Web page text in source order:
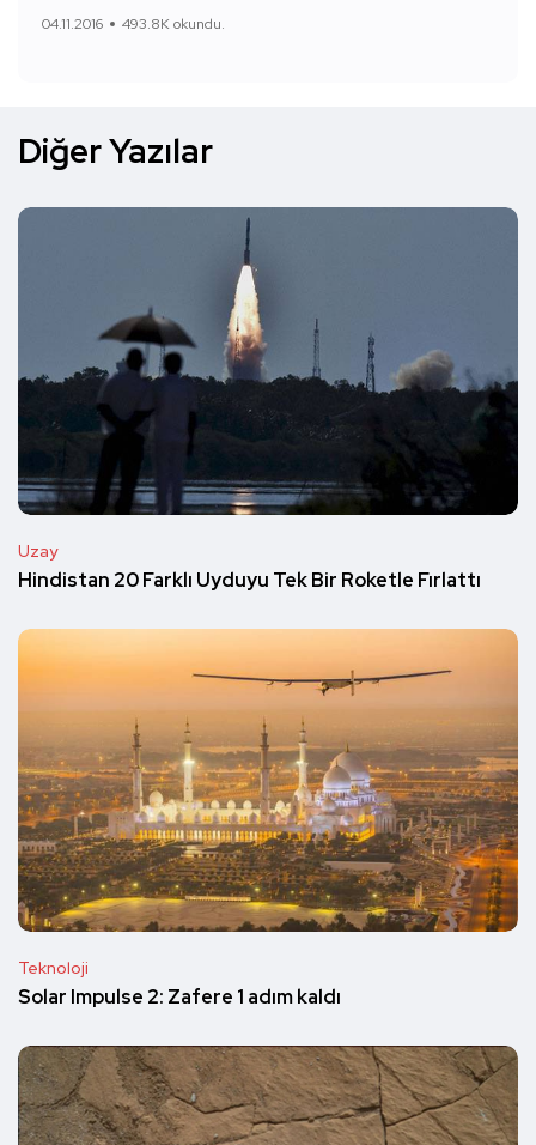
04.11.2016 493.8K okundu.
Diğer Yazılar
Uzay
Hindistan 20 Farklı Uyduyu Tek Bir Roketle Fırlattı
Teknoloji
Solar Impulse 2: Zafere 1 adım kaldı